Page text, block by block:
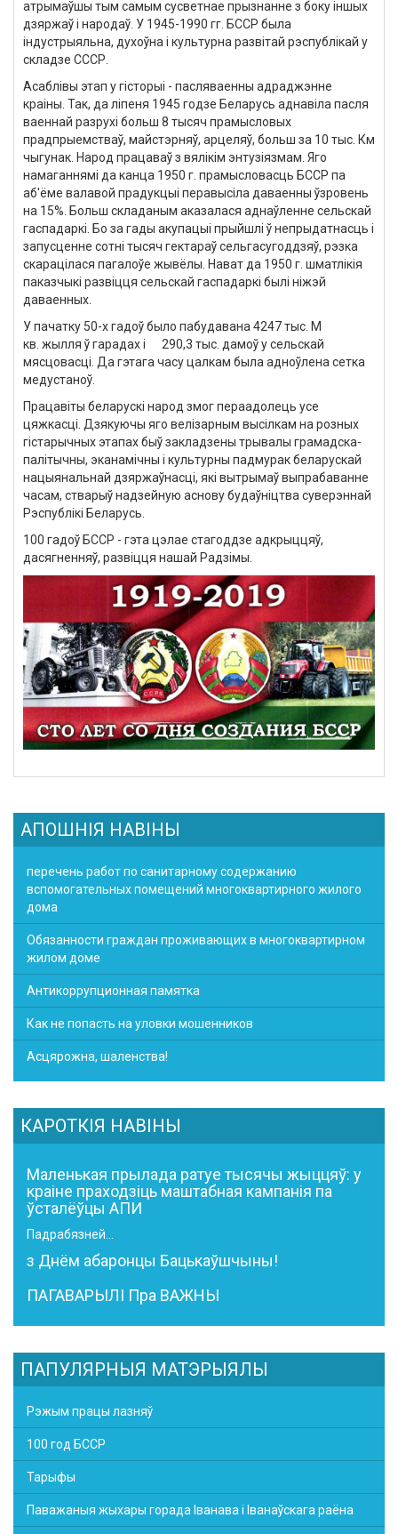
атрымаўшы тым самым сусветнае прызнанне з боку іншых
дзяржаў і народаў. У 1945-1990 гг. БССР была
індустрыяльна, духоўна і культурна развітай рэспублікай у
складзе СССР.
Асаблівы этап у гісторыі - пасляваенны адраджэнне
краіны. Так, да ліпеня 1945 годзе Беларусь аднавіла пасля
ваеннай разрухі больш 8 тысяч прамысловых
прадпрыемстваў, майстэрняў, арцеляў, больш за 10 тыс. Км
чыгунак. Народ працаваў з вялікім энтузіязмам. Яго
намаганнямі да канца 1950 г. прамысловасць БССР па
аб'ёме валавой прадукцыі перавысіла даваенны ўзровень
на 15%. Больш складаным аказалася аднаўленне сельскай
гаспадаркі. Бо за гады акупацыі прыйшлі ў непрыдатнасць і
запусценне сотні тысяч гектараў сельгасугоддзяў, рэзка
скарацілася пагалоўе жывёлы. Нават да 1950 г. шматлікія
паказчыкі развіцця сельскай гаспадаркі былі ніжэй
даваенных.
У пачатку 50-х гадоў было пабудавана 4247 тыс. М
кв. жылля ў гарадах і 290,3 тыс. дамоў у сельскай
мясцовасці. Да гэтага часу цалкам была адноўлена сетка
медустаноў.
Працавіты беларускі народ змог пераадолець усе
цяжкасці. Дзякуючы яго велізарным высілкам на розных
гістарычных этапах быў закладзены трывалы грамадска-
палітычны, эканамічны і культурны падмурак беларускай
нацыянальнай дзяржаўнасці, які вытрымаў выпрабаванне
часам, стварыў надзейную аснову будаўніцтва суверэннай
Рэспублікі Беларусь.
100 гадоў БССР - гэта цэлае стагоддзе адкрыццяў,
дасягненняў, развіцця нашай Радзімы.
АПОШНІЯ НАВІНЫ
перечень работ по санитарному содержанию
вспомогательных помещений многоквартирного жилого
дома
Обязанности граждан проживающих в многоквартирном
жилом доме
Антикоррупционная памятка
Как не попасть на уловки мошенников
Асцярожна, шаленства!
КАРОТКІЯ НАВІНЫ
Маленькая прылада ратуе тысячы жыццяў: у
краіне праходзіць маштабная кампанія па
ўсталёўцы АПИ
Падрабязней...
з Днём абаронцы Бацькаўшчыны!
ПАГАВАРЫЛІ Пра ВАЖНЫ
ПАПУЛЯРНЫЯ МАТЭРЫЯЛЫ
Рэжым працы лазняў
100 год БССР
Тарыфы
Паважаныя жыхары горада Іванава і Іванаўскага раёна